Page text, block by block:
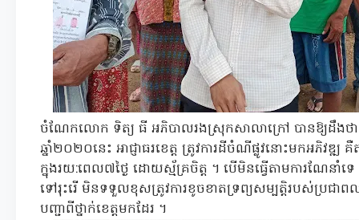
ចំណែកលោក ទិត្យ ធី អភិបាលរងស្រុកសាលាក្រៅ បានឱ្យដឹងថា
ឆ្នាំ២០២០នេះ អាជ្ញាធរខេត្ត ត្រូវការដីចំណីផ្លូវនោះមកអភិវឌ្ឍ
ក្នុងរយ:ពេល៧ថ្ងៃ ដោយស្ម័គ្រចិត្ត ។ បើមិនធ្វើតាមការណែនាំ
ទៅរុះរើ មិនទទួលខុសត្រូវការខូចខាតទ្រព្យសម្បត្តិរបស់ប្រជ
បញ្ជាពីថ្នាក់ខេត្តមកដែរ ។